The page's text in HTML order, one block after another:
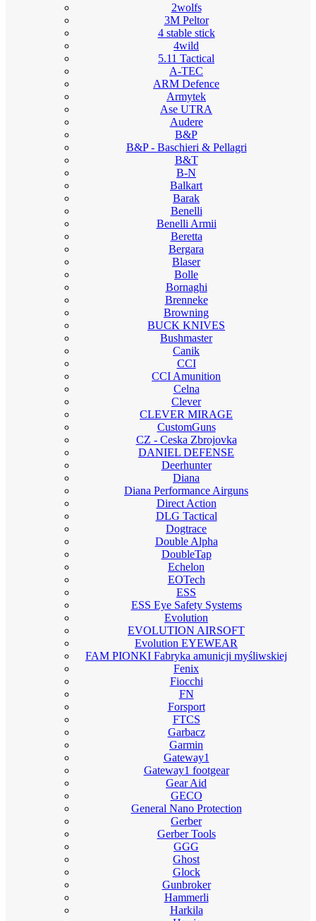
2wolfs
3M Peltor
4 stable stick
4wild
5.11 Tactical
A-TEC
ARM Defence
Armytek
Ase UTRA
Audere
B&P
B&P - Baschieri & Pellagri
B&T
B-N
Balkart
Barak
Benelli
Benelli Armii
Beretta
Bergara
Blaser
Bolle
Bornaghi
Brenneke
Browning
BUCK KNIVES
Bushmaster
Canik
CCI
CCI Amunition
Celna
Clever
CLEVER MIRAGE
CustomGuns
CZ - Ceska Zbrojovka
DANIEL DEFENSE
Deerhunter
Diana
Diana Performance Airguns
Direct Action
DLG Tactical
Dogtrace
Double Alpha
DoubleTap
Echelon
EOTech
ESS
ESS Eye Safety Systems
Evolution
EVOLUTION AIRSOFT
Evolution EYEWEAR
FAM PIONKI Fabryka amunicji myśliwskiej
Fenix
Fiocchi
FN
Forsport
FTCS
Garbacz
Garmin
Gateway1
Gateway1 footgear
Gear Aid
GECO
General Nano Protection
Gerber
Gerber Tools
GGG
Ghost
Glock
Gunbroker
Hammerli
Harkila